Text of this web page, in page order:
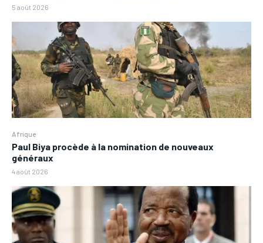
5 août 2026
Afrique
Paul Biya procède à la nomination de nouveaux
généraux
4 août 2026